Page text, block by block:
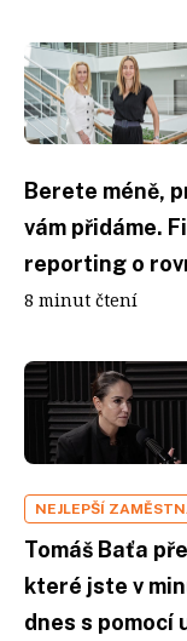
Berete méně,
vám přidáme.
reporting o
8 minut čtení
NEJLEPŠÍ
Tomáš Baťa
které jste v
dnes s pomocí